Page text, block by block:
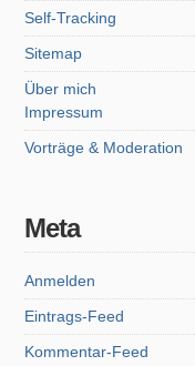
Self-Tracking
Sitemap
Über mich
Impressum
Vorträge & Moderation
Meta
Anmelden
Eintrags-Feed
Kommentar-Feed